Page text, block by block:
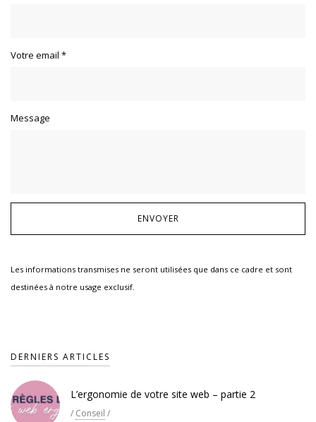
Votre email *
Message
Les informations transmises ne seront utilisées que dans ce cadre et sont
destinées à notre usage exclusif.
DERNIERS ARTICLES
L’ergonomie de votre site web – partie 2
/ Conseil /